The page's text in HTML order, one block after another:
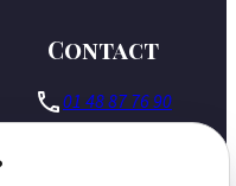
Contact
phone01 48 87 76 90